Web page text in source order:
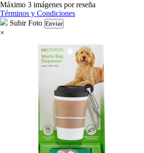
Máximo 3 imágenes por reseña
Términos y Condiciones
Subir Foto Enviar
×